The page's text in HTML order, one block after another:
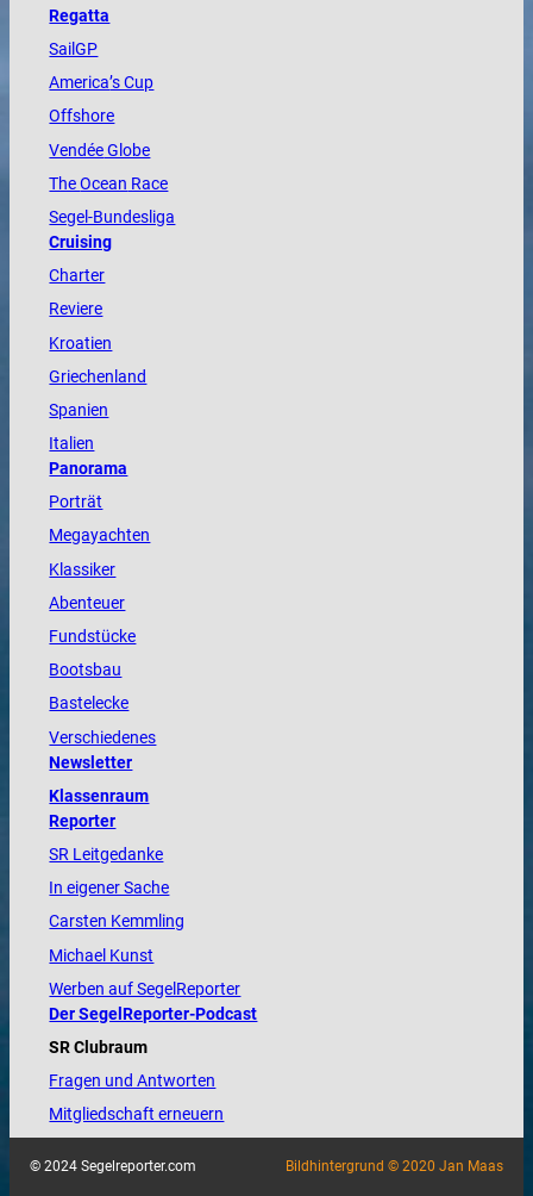
Regatta
SailGP
America’s Cup
Offshore
VendéeGlobe
TheOcean Race
Segel-Bundesliga
Cruising
Charter
Reviere
Kroatien
Griechenland
Spanien
Italien
Panorama
Porträt
Megayachten
Klassiker
Abenteuer
Fundstücke
Bootsbau
Bastelecke
Verschiedenes
Newsletter
Klassenraum
Reporter
SR Leitgedanke
In eigener Sache
Carsten Kemmling
Michael Kunst
Werben auf SegelReporter
Der SegelReporter-Podcast
SR Clubraum
Fragen und Antworten
Mitgliedschaft erneuern
© 2024 Segelreporter.com Bildhintergrund © 2020 Jan Maas